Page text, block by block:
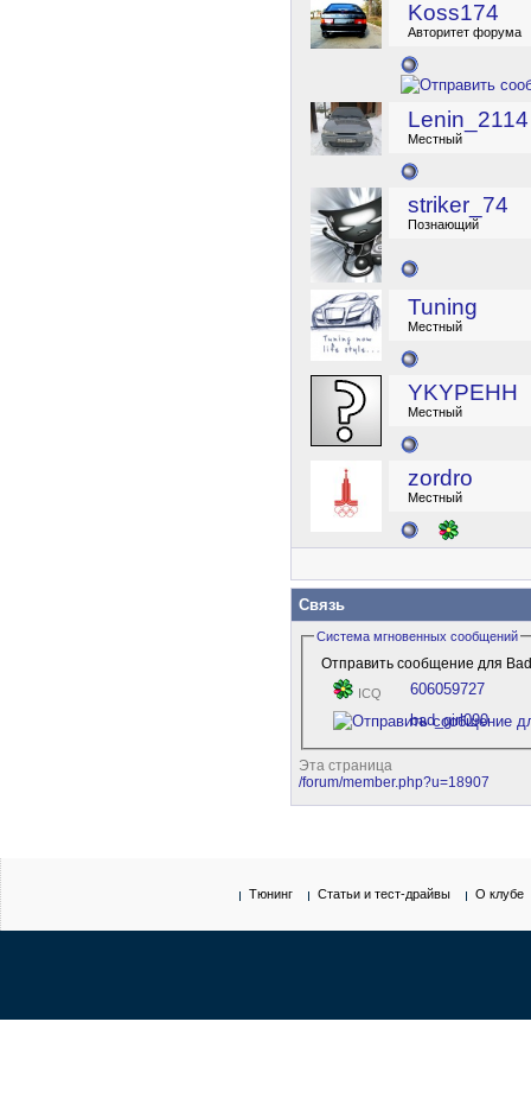
Koss174
Авторитет форума
Lenin_2114
Местный
striker_74
Познающий
Tuning
Местный
YKYPEHH
Местный
zordro
Местный
Связь
Система мгновенных сообщений
Отправить сообщение для
ICQ
606059727
bad_girl090
Эта страница
/forum/member.php?u=18907
Тюнинг Статьи и тест-драйвы О клубе